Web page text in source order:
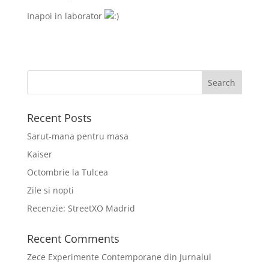
Inapoi in laborator
Recent Posts
Sarut-mana pentru masa
Kaiser
Octombrie la Tulcea
Zile si nopti
Recenzie: StreetXO Madrid
Recent Comments
Zece Experimente Contemporane din Jurnalul